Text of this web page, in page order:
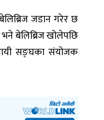
जडान गरेर छ
बेलिब्रिज खोलेपछि
सङ्घका संयोजक